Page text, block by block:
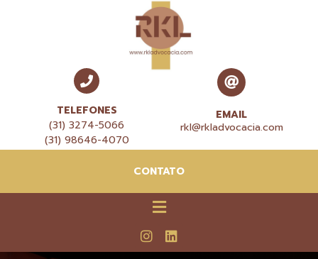
TELEFONES
(31) 3274-5066
(31) 98646-4070
EMAIL
rkl@rkladvocacia.com
CONTATO